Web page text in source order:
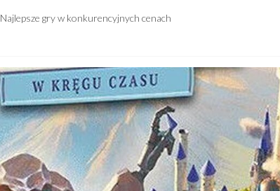
Najlepsze gry w konkurencyjnych cenach